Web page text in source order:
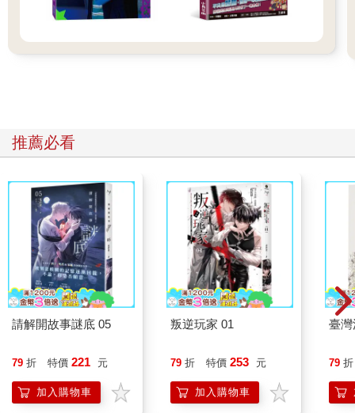
推薦必看
請解開故事謎底 05
79 折 特價 221 元
加入購物車
叛逆玩家 01
79 折 特價 253 元
加入購物車
臺
79 折